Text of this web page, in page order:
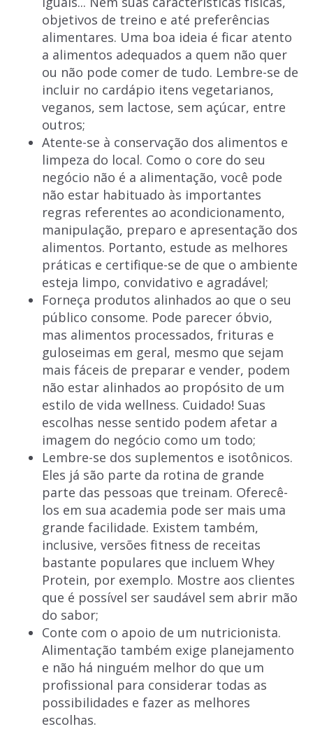
objetivos de treino e até preferências
alimentares. Uma boa ideia é ficar atento
a alimentos adequados a quem não quer
ou não pode comer de tudo. Lembre-se de
incluir no cardápio itens vegetarianos,
veganos, sem lactose, sem açúcar, entre
outros;
Atente-se à conservação dos alimentos e
limpeza do local. Como o core do seu
negócio não é a alimentação, você pode
não estar habituado às importantes
regras referentes ao acondicionamento,
manipulação, preparo e apresentação dos
alimentos. Portanto, estude as melhores
práticas e certifique-se de que o ambiente
esteja limpo, convidativo e agradável;
Forneça produtos alinhados ao que o seu
público consome. Pode parecer óbvio,
mas alimentos processados, frituras e
guloseimas em geral, mesmo que sejam
mais fáceis de preparar e vender, podem
não estar alinhados ao propósito de um
estilo de vida wellness. Cuidado! Suas
escolhas nesse sentido podem afetar a
imagem do negócio como um todo;
Lembre-se dos suplementos e isotônicos.
Eles já são parte da rotina de grande
parte das pessoas que treinam. Oferecê-
los em sua academia pode ser mais uma
grande facilidade. Existem também,
inclusive, versões fitness de receitas
bastante populares que incluem Whey
Protein, por exemplo. Mostre aos clientes
que é possível ser saudável sem abrir mão
do sabor;
Conte com o apoio de um nutricionista.
Alimentação também exige planejamento
e não há ninguém melhor do que um
profissional para considerar todas as
possibilidades e fazer as melhores
escolhas.